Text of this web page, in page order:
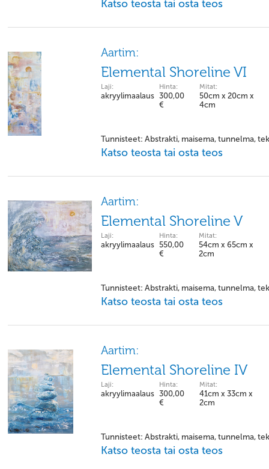
Katso teosta tai osta teos
Aartim:
Elemental Shoreline VI
Laji:
akryylimaalaus
Hinta:
300,00
€
Mitat:
50cm x 20cm x
4cm
Tunnisteet: Abstrakti, maisema, tunnelma,
Katso teosta tai osta teos
Aartim:
Elemental Shoreline V
Laji:
akryylimaalaus
Hinta:
550,00
€
Mitat:
54cm x 65cm x
2cm
Tunnisteet: Abstrakti, maisema, tunnelma,
Katso teosta tai osta teos
Aartim:
Elemental Shoreline IV
Laji:
akryylimaalaus
Hinta:
300,00
€
Mitat:
41cm x 33cm x
2cm
Tunnisteet: Abstrakti, maisema, tunnelma,
Katso teosta tai osta teos